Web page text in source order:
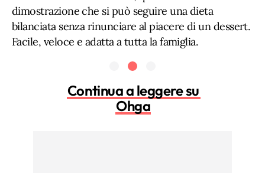
dimostrazione che si può seguire una dieta
bilanciata senza rinunciare al piacere di un dessert.
Facile, veloce e adatta a tutta la famiglia.
Continua a leggere su
Ohga